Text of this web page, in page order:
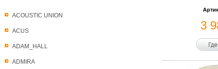
ACOUSTIC UNION
ACUS
ADAM_HALL
ADMIRA
3